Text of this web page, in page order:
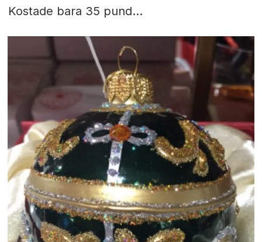
Kostade bara 35 pund...